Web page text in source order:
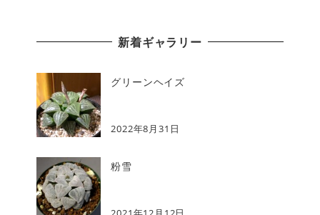
新着ギャラリー
グリーンヘイズ
2022年8月31日
粉雪